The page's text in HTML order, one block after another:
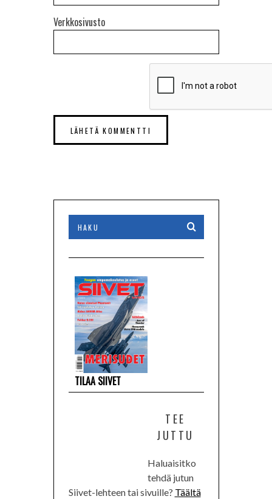
Verkkosivusto
TILAA SIIVET
TEE
JUTTU
Haluaisitko
tehdä jutun
Siivet-lehteen tai sivuille? Täältä